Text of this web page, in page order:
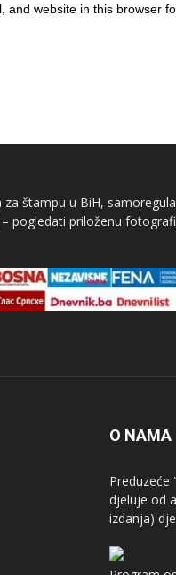
and website in this browser
za štampu u BiH,
pogledati priloženu
O NAMA
Preduzeće
djeluje od
izdanja)